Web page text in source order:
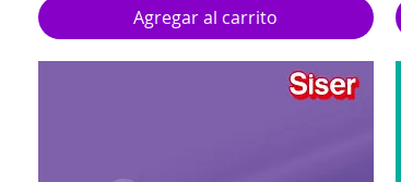
Agregar al carrito